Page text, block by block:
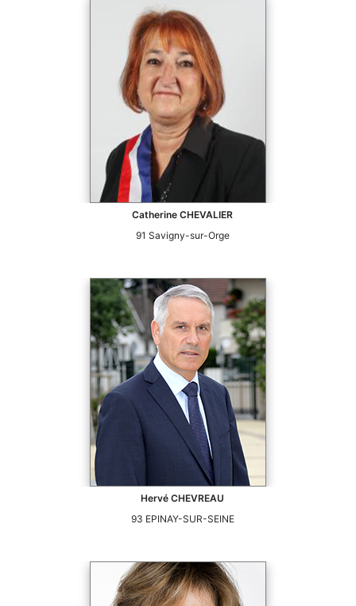
Catherine CHEVALIER
91 Savigny-sur-Orge
Hervé CHEVREAU
93 EPINAY-SUR-SEINE